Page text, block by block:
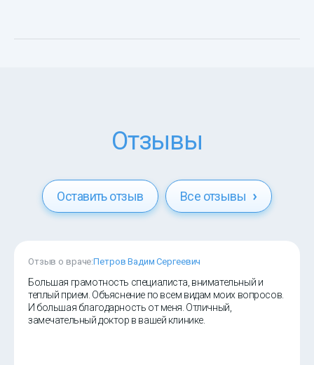
Отзывы
Оставить отзыв Все отзывы
Отзыв о враче:Петров Вадим Сергеевич
Большая грамотность специалиста, внимательный и
теплый прием. Объяснение по всем видам моих вопросов.
И большая благодарность от меня. Отличный,
замечательный доктор в вашей клинике.